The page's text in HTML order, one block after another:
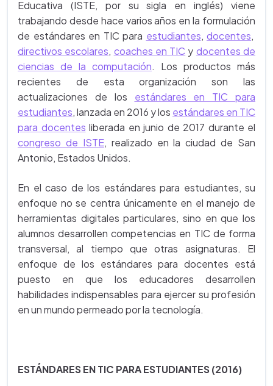
Educativa (ISTE, por su sigla en inglés) viene
trabajando desde hace varios años en la formulación
de estándares en TIC para estudiantes, docentes,
directivos escolares, coaches en TIC y docentes de
ciencias de la computación. Los productos más
recientes de esta organización son las
actualizaciones de los estándares en TIC para
estudiantes, lanzada en 2016 y los estándares en TIC
para docentes liberada en junio de 2017 durante el
congreso de ISTE, realizado en la ciudad de San
Antonio, Estados Unidos.
En el caso de los estándares para estudiantes, su
enfoque no se centra únicamente en el manejo de
herramientas digitales particulares, sino en que los
alumnos desarrollen competencias en TIC de forma
transversal, al tiempo que otras asignaturas. El
enfoque de los estándares para docentes está
puesto en que los educadores desarrollen
habilidades indispensables para ejercer su profesión
en un mundo permeado por la tecnología.
ESTÁNDARES EN TIC PARA ESTUDIANTES (2016)